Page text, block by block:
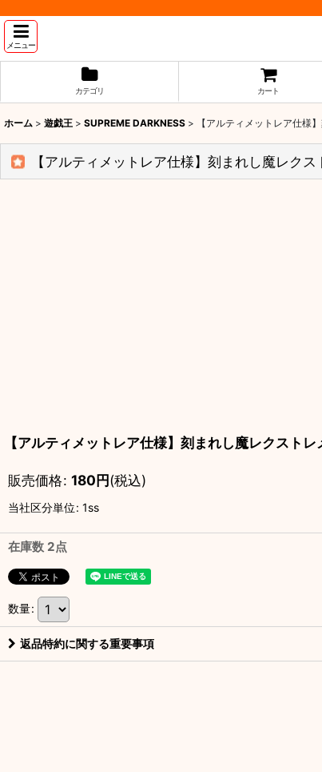
メニュー
カテゴリ カート
ホーム > 遊戯王 > SUPREME DARKNESS > 【アルティメットレア仕
【アルティメットレア仕様】刻まれし魔レク
【アルティメットレア仕様】刻まれし魔レクス
販売価格: 180円(税込)
当社区分単位: 1ss
在庫数 2点
数量:
返品特約に関する重要事項